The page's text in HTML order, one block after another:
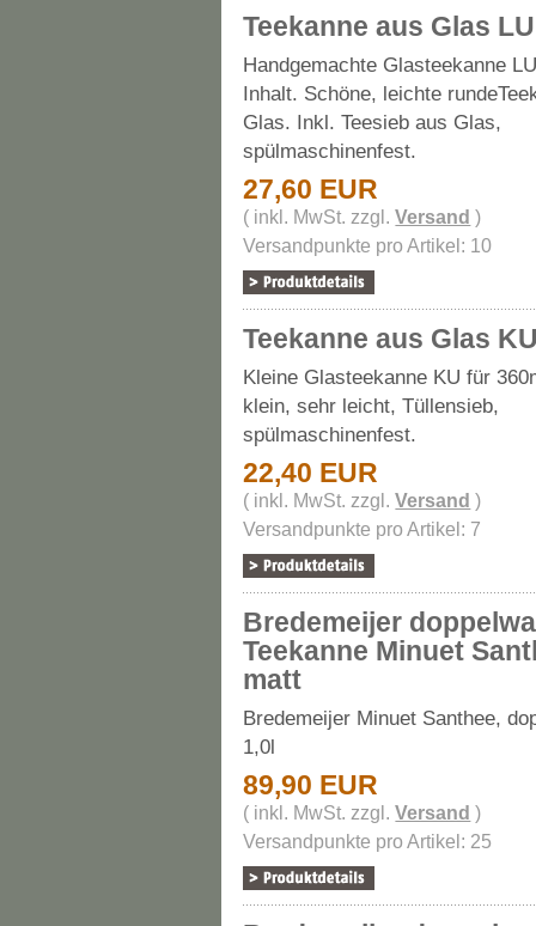
Teekanne aus Glas
Handgemachte Glasteekanne
Inhalt. Schöne, leichte
Glas. Inkl. Teesieb aus Glas,
spülmaschinenfest.
27,60 EUR
( inkl. MwSt. zzgl.Versand )
Versandpunkte pro Artikel: 10
Teekanne aus Glas
Kleine Glasteekanne KU für
klein, sehr leicht, Tüllensieb,
spülmaschinenfest.
22,40 EUR
( inkl. MwSt. zzgl.Versand )
Versandpunkte pro Artikel: 7
Bredemeijer
Teekanne Minuet
matt
Bredemeijer Minuet Santhee,
1,0l
89,90 EUR
( inkl. MwSt. zzgl.Versand )
Versandpunkte pro Artikel: 25